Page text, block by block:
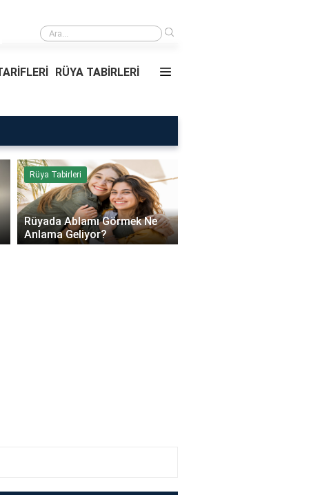
RÜYA TABİRLERİ
Rüya Tabirleri
Rüyada Ablamı Görmek Ne
Anlama Geliyor?